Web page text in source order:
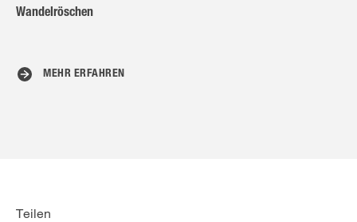
Wandelröschen
MEHR ERFAHREN
Teilen